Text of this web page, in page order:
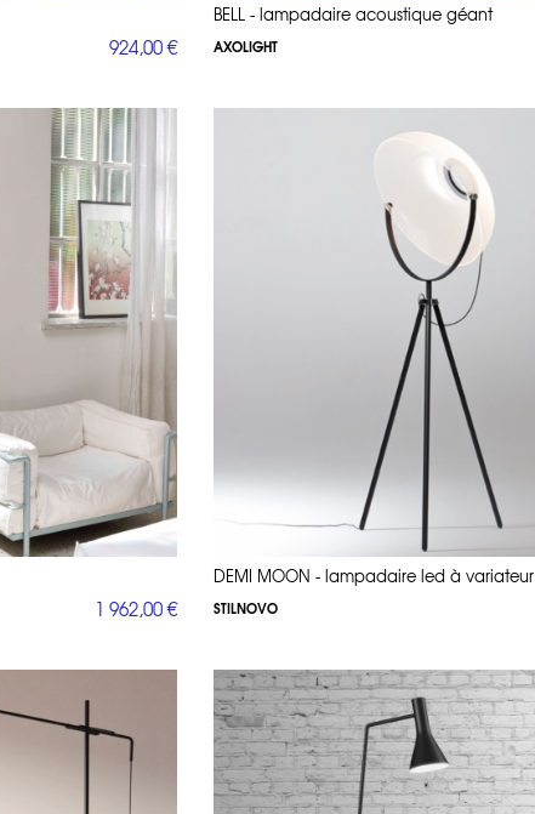
924,00 €
BELL - lampadaire acoustique géant
AXOLIGHT
1 962,00 €
DEMI MOON - lampadaire led à variateur
STILNOVO